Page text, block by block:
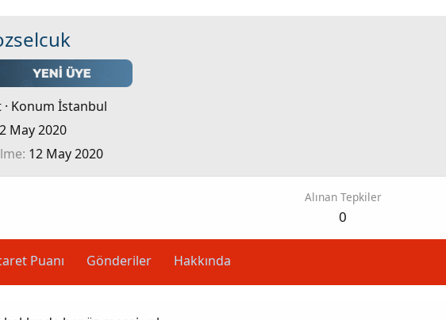
· Konum İstanbul
May 2020
12 May 2020
Alınan Tepkiler
0
Puanı Gönderiler Hakkında